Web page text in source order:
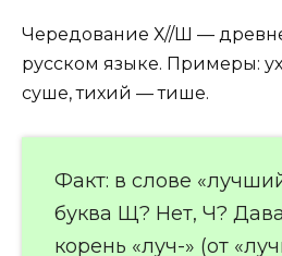
Чередование Х//Ш —
русском языке. Примеры:
суше, тихий — тише.
Факт: в слове
буква Щ? Нет, Ч?
корень «луч-» (от